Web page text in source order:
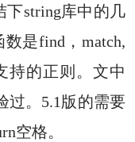
下string库中的几
是find，match,
持的正则。文中
过。5.1版的需要
空格。